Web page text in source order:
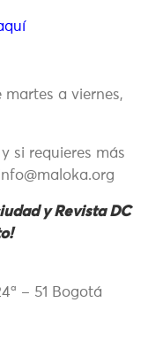
martes a viernes,
si requieres más
y Revista DC
– 51 Bogotá